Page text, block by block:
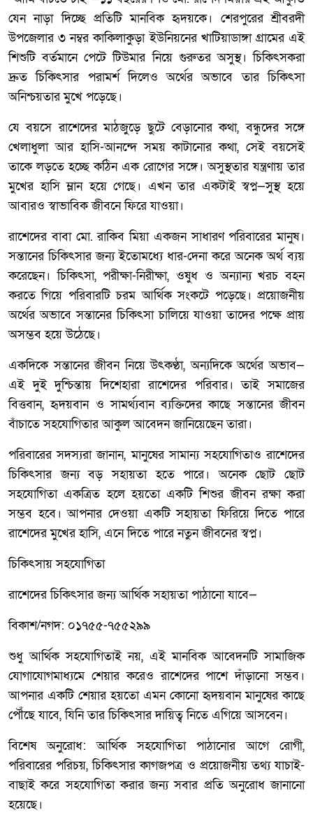
যেন নাড়া দিচ্ছে প্রতিটি মানবিক হৃদয়কে। শেরপুরের শ্রীবরদী
উপজেলার ৩ নম্বর কাকিলাকুড়া ইউনিয়নের খাটিয়াডাঙ্গা গ্রামের এই
শিশুটি বর্তমানে পেটে টিউমার নিয়ে গুরুতর অসুস্থ। চিকিৎসকরা
দ্রুত চিকিৎসার পরামর্শ দিলেও অর্থের অভাবে তার চিকিৎসা
অনিশ্চয়তার মুখে পড়েছে।
যে বয়সে রাশেদের মাঠজুড়ে ছুটে বেড়ানোর কথা, বন্ধুদের সঙ্গে
খেলাধুলা আর হাসি-আনন্দে সময় কাটানোর কথা, সেই বয়সেই
তাকে লড়তে হচ্ছে কঠিন এক রোগের সঙ্গে। অসুস্থতার যন্ত্রণায় তার
মুখের হাসি ম্লান হয়ে গেছে। এখন তার একটাই স্বপ্ন—সুস্থ হয়ে
আবারও স্বাভাবিক জীবনে ফিরে যাওয়া।
রাশেদের বাবা মো. রাকিব মিয়া একজন সাধারণ পরিবারের মানুষ।
সন্তানের চিকিৎসার জন্য ইতোমধ্যে ধার-দেনা করে অনেক অর্থ ব্যয়
করেছেন। চিকিৎসা, পরীক্ষা-নিরীক্ষা, ওষুধ ও অন্যান্য খরচ বহন
করতে গিয়ে পরিবারটি চরম আর্থিক সংকটে পড়েছে। প্রয়োজনীয়
অর্থের অভাবে সন্তানের চিকিৎসা চালিয়ে যাওয়া তাদের পক্ষে প্রায়
অসম্ভব হয়ে উঠেছে।
একদিকে সন্তানের জীবন নিয়ে উৎকণ্ঠা, অন্যদিকে অর্থের অভাব—
এই দুই দুশ্চিন্তায় দিশেহারা রাশেদের পরিবার। তাই সমাজের
বিত্তবান, হৃদয়বান ও সামর্থ্যবান ব্যক্তিদের কাছে সন্তানের জীবন
বাঁচাতে সহযোগিতার আকুল আবেদন জানিয়েছেন তারা।
পরিবারের সদস্যরা জানান, মানুষের সামান্য সহযোগিতাও রাশেদের
চিকিৎসার জন্য বড় সহায়তা হতে পারে। অনেক ছোট ছোট
সহযোগিতা একত্রিত হলে হয়তো একটি শিশুর জীবন রক্ষা করা
সম্ভব হবে। আপনার দেওয়া একটি সহায়তা ফিরিয়ে দিতে পারে
রাশেদের মুখের হাসি, এনে দিতে পারে নতুন জীবনের স্বপ্ন।
চিকিৎসায় সহযোগিতা
রাশেদের চিকিৎসার জন্য আর্থিক সহায়তা পাঠানো যাবে—
বিকাশ/নগদ: ০১৭৫৫-৭৫৫২৯৯
শুধু আর্থিক সহযোগিতাই নয়, এই মানবিক আবেদনটি সামাজিক
যোগাযোগমাধ্যমে শেয়ার করেও রাশেদের পাশে দাঁড়ানো সম্ভব।
আপনার একটি শেয়ার হয়তো এমন কোনো হৃদয়বান মানুষের কাছে
পৌঁছে যাবে, যিনি তার চিকিৎসার দায়িত্ব নিতে এগিয়ে আসবেন।
বিশেষ অনুরোধ: আর্থিক সহযোগিতা পাঠানোর আগে রোগী,
পরিবারের পরিচয়, চিকিৎসার কাগজপত্র ও প্রয়োজনীয় তথ্য যাচাই-
বাছাই করে সহযোগিতা করার জন্য সবার প্রতি অনুরোধ জানানো
হয়েছে।